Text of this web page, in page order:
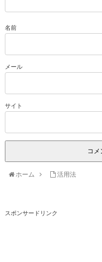
名前
メール
サイト
ホーム 活用法
スポンサードリンク